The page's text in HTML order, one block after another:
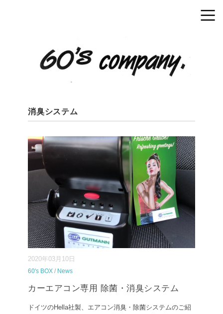
消臭システム
2020年03月10日
60's BOX / News
カーエアコン専用 除菌・消臭システム
ドイツのHella社製、エアコン消臭・除菌システムのご紹